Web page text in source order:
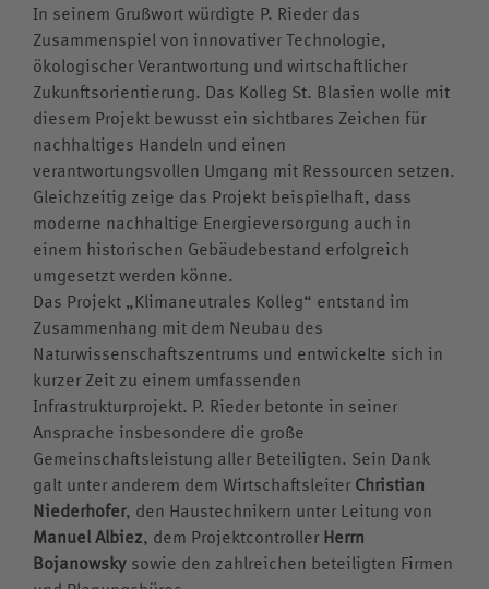
In seinem Grußwort würdigte P. Rieder das
Zusammenspiel von innovativer Technologie,
ökologischer Verantwortung und wirtschaftlicher
Zukunftsorientierung. Das Kolleg St. Blasien wolle mit
diesem Projekt bewusst ein sichtbares Zeichen für
nachhaltiges Handeln und einen
verantwortungsvollen Umgang mit Ressourcen setzen.
Gleichzeitig zeige das Projekt beispielhaft, dass
moderne nachhaltige Energieversorgung auch in
einem historischen Gebäudebestand erfolgreich
umgesetzt werden könne.
Das Projekt „Klimaneutrales Kolleg“ entstand im
Zusammenhang mit dem Neubau des
Naturwissenschaftszentrums und entwickelte sich in
kurzer Zeit zu einem umfassenden
Infrastrukturprojekt. P. Rieder betonte in seiner
Ansprache insbesondere die große
Gemeinschaftsleistung aller Beteiligten. Sein Dank
galt unter anderem dem Wirtschaftsleiter Christian
Niederhofer, den Haustechnikern unter Leitung von
Manuel Albiez, dem Projektcontroller Herrn
Bojanowsky sowie den zahlreichen beteiligten Firmen